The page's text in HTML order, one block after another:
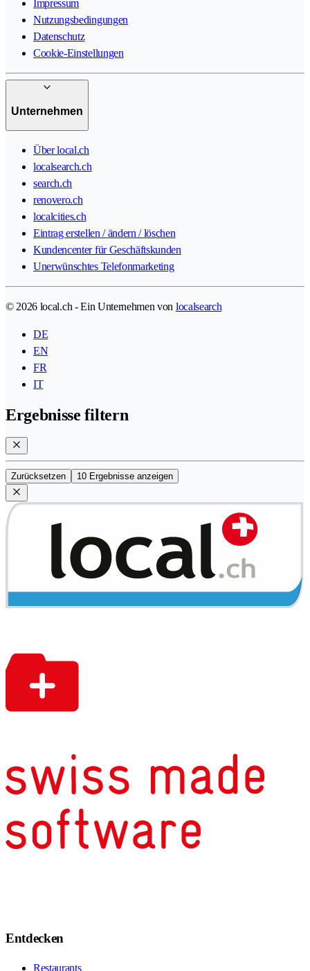
Impressum
Nutzungsbedingungen
Datenschutz
Cookie-Einstellungen
Unternehmen
Über local.ch
localsearch.ch
search.ch
renovero.ch
localcities.ch
Eintrag erstellen / ändern / löschen
Kundencenter für Geschäftskunden
Unerwünschtes Telefonmarketing
© 2026 local.ch - Ein Unternehmen von localsearch
DE
EN
FR
IT
Ergebnisse filtern
Zurücksetzen 10 Ergebnisse anzeigen
Entdecken
Restaurants